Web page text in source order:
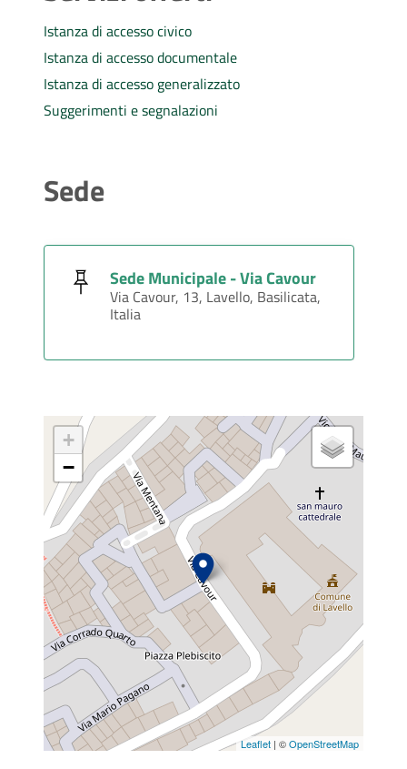
Istanza di accesso civico
Istanza di accesso documentale
Istanza di accesso generalizzato
Suggerimenti e segnalazioni
Sede
Sede Municipale - Via Cavour
Via Cavour, 13, Lavello, Basilicata,
Italia
+
−
Leaflet | ©OpenStreetMap